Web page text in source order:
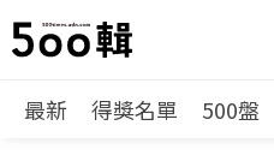
最新 得獎名單 500盤